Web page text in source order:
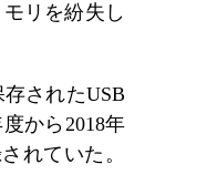
リを紛失し
されたUSB
から2018年
れていた。